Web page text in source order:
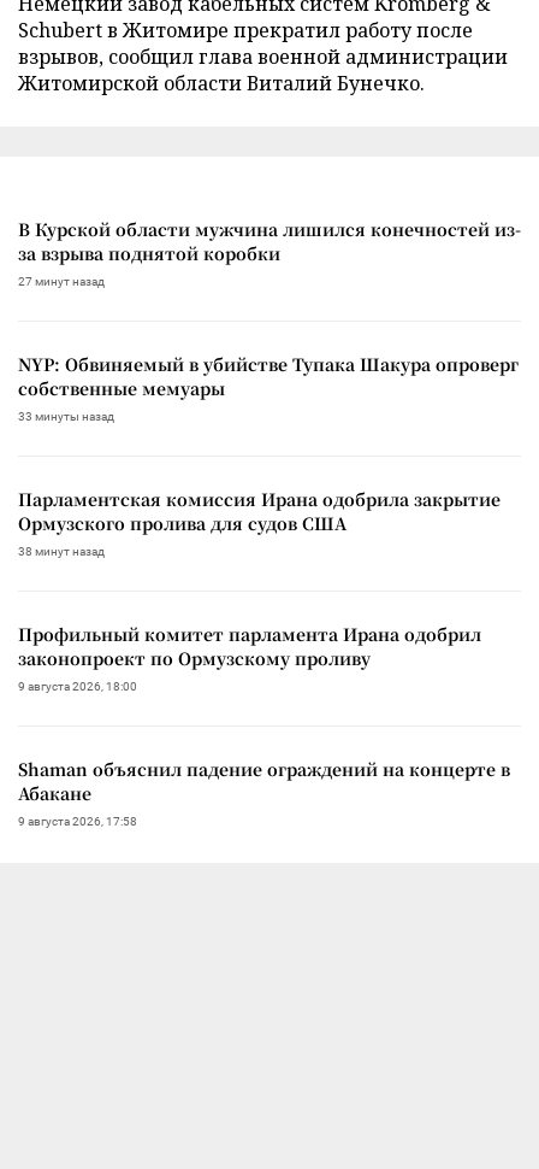
Schubert в Житомире прекратил работу после
взрывов, сообщил глава военной администрации
Житомирской области Виталий Бунечко.
В Курской области мужчина лишился конечностей из-
за взрыва поднятой коробки
27 минут назад
NYP: Обвиняемый в убийстве Тупака Шакура опроверг
собственные мемуары
33 минуты назад
Парламентская комиссия Ирана одобрила закрытие
Ормузского пролива для судов США
38 минут назад
Профильный комитет парламента Ирана одобрил
законопроект по Ормузскому проливу
9 августа 2026, 18:00
Shaman объяснил падение ограждений на концерте в
Абакане
9 августа 2026, 17:58